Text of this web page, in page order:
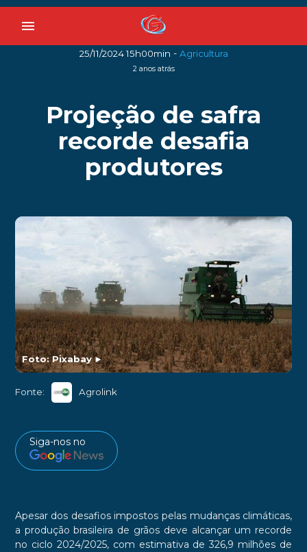
menu
25/11/2024 15h00min - Agricultura
2 anos atrás
Projeção de safra
recorde desafia
produtores
Foto: Pixabay►
Fonte: Agrolink
Siga-nos no
Apesar dos desafios impostos pelas mudanças climáticas,
a produção brasileira de grãos deve alcançar um recorde
no ciclo 2024/2025, com estimativa de 326,9 milhões de